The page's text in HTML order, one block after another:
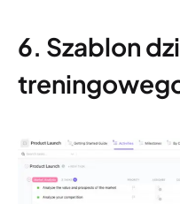
6. Szablon